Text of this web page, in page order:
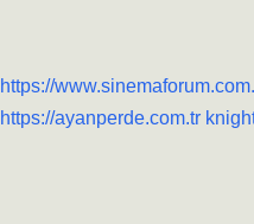
https://
https://ayanperde.com.tr